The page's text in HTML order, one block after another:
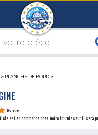
> PLANCHE DE BORD >
16 avis
est en commande chez notre fournisseur il sera